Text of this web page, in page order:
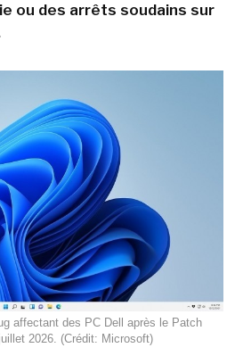
ou des arrêts soudains sur
affectant des PC Dell après le Patch
2026. (Crédit: Microsoft)